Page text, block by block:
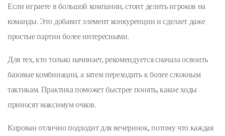
Если играете в большой компании, стоит делить игроков на
команды. Это добавит элемент конкуренции и сделает даже
простые партии более интересными.
Для тех, кто только начинает, рекомендуется сначала освоить
базовые комбинации, а затем переходить к более сложным
тактикам. Практика поможет быстрее понять, какие ходы
приносят максимум очков.
Кирован отлично подходит для вечеринок, потому что каждая